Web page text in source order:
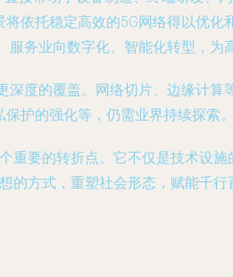
依托稳定高效的5G网络得以优
务业向数字化、智能化转型，为
度的覆盖。网络切片、边缘计
护的强化等，仍需业界持续探索。
要的转折点。它不仅是技术设
方式，重塑社会形态，赋能千